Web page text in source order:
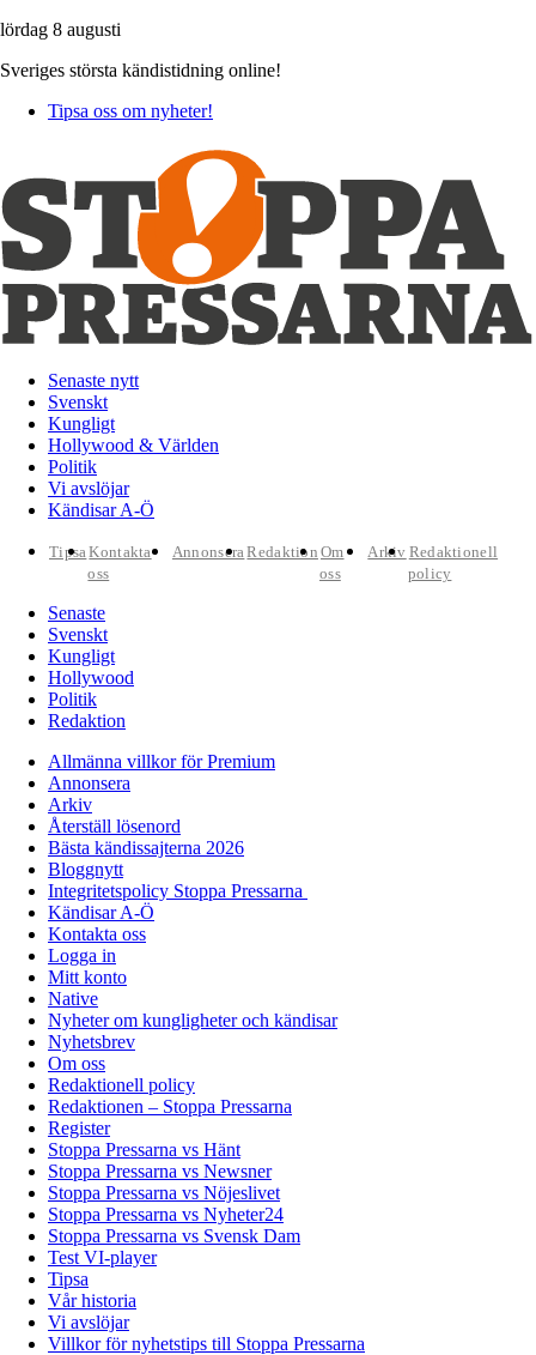
lördag 8 augusti
Sveriges största kändistidning online!
Tipsa oss om nyheter!
Senaste nytt
Svenskt
Kungligt
Hollywood & Världen
Politik
Vi avslöjar
Kändisar A-Ö
TipsaKontakta
oss
AnnonseraRedaktion Om
oss
Arkiv Redaktionell
policy
Senaste
Svenskt
Kungligt
Hollywood
Politik
Redaktion
Allmänna villkor för Premium
Annonsera
Arkiv
Återställ lösenord
Bästa kändissajterna 2026
Bloggnytt
Integritetspolicy Stoppa Pressarna
Kändisar A-Ö
Kontakta oss
Logga in
Mitt konto
Native
Nyheter om kungligheter och kändisar
Nyhetsbrev
Om oss
Redaktionell policy
Redaktionen – Stoppa Pressarna
Register
Stoppa Pressarna vs Hänt
Stoppa Pressarna vs Newsner
Stoppa Pressarna vs Nöjeslivet
Stoppa Pressarna vs Nyheter24
Stoppa Pressarna vs Svensk Dam
Test VI-player
Tipsa
Vår historia
Vi avslöjar
Villkor för nyhetstips till Stoppa Pressarna